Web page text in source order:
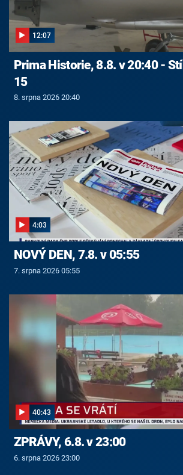
12:07
Prima Historie, 8.8. v 20:40 -
15
8. srpna 2026 20:40
4:03
NOVÝ DEN, 7.8. v 05:55
7. srpna 2026 05:55
40:43
ZPRÁVY, 6.8. v 23:00
6. srpna 2026 23:00